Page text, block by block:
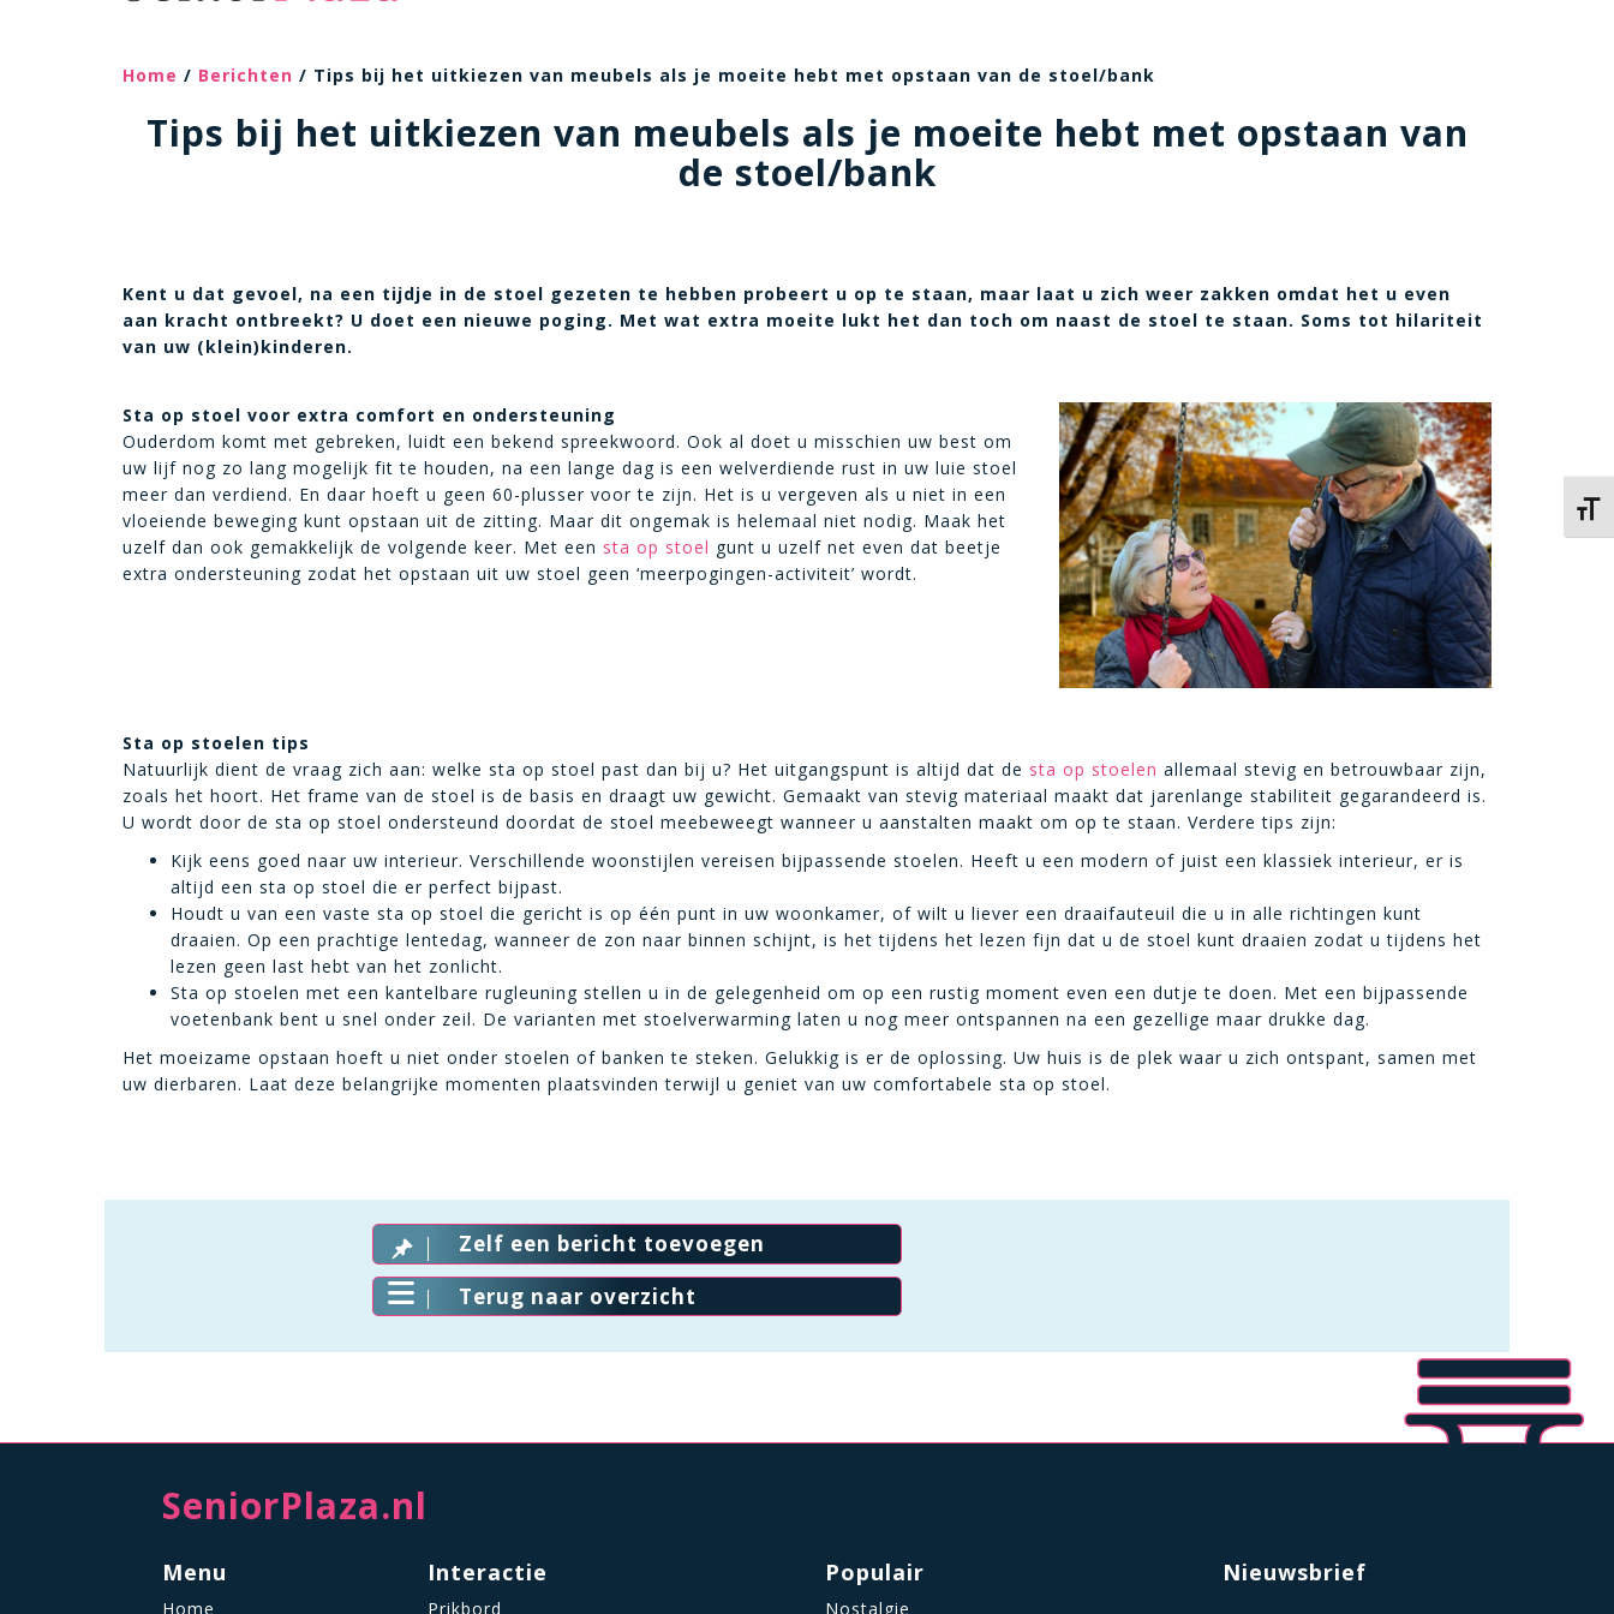
Home / Berichten / Tips bij het uitkiezen van meubels als je moeite hebt met opstaan van de stoel/bank
Tips bij het uitkiezen van meubels als je moeite hebt met opstaan van
de stoel/bank
Kent u dat gevoel, na een tijdje in de stoel gezeten te hebben probeert u op te staan, maar laat u zich weer zakken omdat het u even
aan kracht ontbreekt? U doet een nieuwe poging. Met wat extra moeite lukt het dan toch om naast de stoel te staan. Soms tot hilariteit
van uw (klein)kinderen.
Sta op stoel voor extra comfort en ondersteuning
Ouderdom komt met gebreken, luidt een bekend spreekwoord. Ook al doet u misschien uw best om
uw lijf nog zo lang mogelijk fit te houden, na een lange dag is een welverdiende rust in uw luie stoel
meer dan verdiend. En daar hoeft u geen 60-plusser voor te zijn. Het is u vergeven als u niet in een
vloeiende beweging kunt opstaan uit de zitting. Maar dit ongemak is helemaal niet nodig. Maak het
uzelf dan ook gemakkelijk de volgende keer. Met een sta op stoel gunt u uzelf net even dat beetje
extra ondersteuning zodat het opstaan uit uw stoel geen ‘meerpogingen-activiteit’ wordt.
Sta op stoelen tips
Natuurlijk dient de vraag zich aan: welke sta op stoel past dan bij u? Het uitgangspunt is altijd dat de sta op stoelen allemaal stevig en betrouwbaar zijn,
zoals het hoort. Het frame van de stoel is de basis en draagt uw gewicht. Gemaakt van stevig materiaal maakt dat jarenlange stabiliteit gegarandeerd is.
U wordt door de sta op stoel ondersteund doordat de stoel meebeweegt wanneer u aanstalten maakt om op te staan. Verdere tips zijn:
Kijk eens goed naar uw interieur. Verschillende woonstijlen vereisen bijpassende stoelen. Heeft u een modern of juist een klassiek interieur, er is
altijd een sta op stoel die er perfect bijpast.
Houdt u van een vaste sta op stoel die gericht is op één punt in uw woonkamer, of wilt u liever een draaifauteuil die u in alle richtingen kunt
draaien. Op een prachtige lentedag, wanneer de zon naar binnen schijnt, is het tijdens het lezen fijn dat u de stoel kunt draaien zodat u tijdens het
lezen geen last hebt van het zonlicht.
Sta op stoelen met een kantelbare rugleuning stellen u in de gelegenheid om op een rustig moment even een dutje te doen. Met een bijpassende
voetenbank bent u snel onder zeil. De varianten met stoelverwarming laten u nog meer ontspannen na een gezellige maar drukke dag.
Het moeizame opstaan hoeft u niet onder stoelen of banken te steken. Gelukkig is er de oplossing. Uw huis is de plek waar u zich ontspant, samen met
uw dierbaren. Laat deze belangrijke momenten plaatsvinden terwijl u geniet van uw comfortabele sta op stoel.
Zelf een bericht toevoegen
Terug naar overzicht
SeniorPlaza.nl
Menu
Home
Interactie
Prikbord
Populair
Nostalgie
Nieuwsbrief